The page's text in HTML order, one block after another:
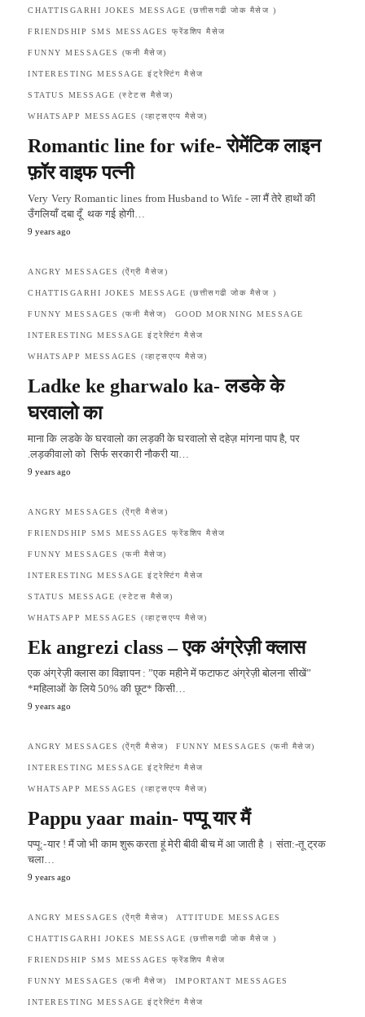
CHATTISGARHI JOKES MESSAGE (छत्तीसगढी जोक मैसेज )
FRIENDSHIP SMS MESSAGES फ्रेंडशिप मैसेज
FUNNY MESSAGES (फनी मैसेज)
INTERESTING MESSAGE इंट्रेस्टिंग मैसेज
STATUS MESSAGE (स्टेटस मैसेज)
WHATSAPP MESSAGES (व्हाट्सएप्प मैसेज)
Romantic line for wife- रोमेंटिक लाइन
फ़ॉर वाइफ पत्नी
Very Very Romantic lines from Husband to Wife - ला मैं तेरे हाथों की
उँगलियाँ दबा दूँ थक गई होगी…
9 years ago
ANGRY MESSAGES (ऐंग्री मैसेज)
CHATTISGARHI JOKES MESSAGE (छत्तीसगढी जोक मैसेज )
FUNNY MESSAGES (फनी मैसेज) GOOD MORNING MESSAGE
INTERESTING MESSAGE इंट्रेस्टिंग मैसेज
WHATSAPP MESSAGES (व्हाट्सएप्प मैसेज)
Ladke ke gharwalo ka- लडके के
घरवालो का
माना कि लडके के घरवालो का लड़की के घरवालो से दहेज़ मांगना पाप है, पर
.लड़कीवालो को सिर्फ सरकारी नौकरी या…
9 years ago
ANGRY MESSAGES (ऐंग्री मैसेज)
FRIENDSHIP SMS MESSAGES फ्रेंडशिप मैसेज
FUNNY MESSAGES (फनी मैसेज)
INTERESTING MESSAGE इंट्रेस्टिंग मैसेज
STATUS MESSAGE (स्टेटस मैसेज)
WHATSAPP MESSAGES (व्हाट्सएप्प मैसेज)
Ek angrezi class – ​एक अंग्रेज़ी क्लास
एक अंग्रेज़ी क्लास का विज्ञापन : ”एक महीने में फटाफट अंग्रेज़ी बोलना सीखें”
*महिलाओं के लिये 50% की छूट* किसी…
9 years ago
ANGRY MESSAGES (ऐंग्री मैसेज) FUNNY MESSAGES (फनी मैसेज)
INTERESTING MESSAGE इंट्रेस्टिंग मैसेज
WHATSAPP MESSAGES (व्हाट्सएप्प मैसेज)
Pappu yaar main- ​पप्पू यार मैं
पप्पू:-यार ! मैं जो भी काम शुरू करता हूं मेरी बीवी बीच में आ जाती है ।ㅤㅤ संता:-तू ट्रक
चला…
9 years ago
ANGRY MESSAGES (ऐंग्री मैसेज) ATTITUDE MESSAGES
CHATTISGARHI JOKES MESSAGE (छत्तीसगढी जोक मैसेज )
FRIENDSHIP SMS MESSAGES फ्रेंडशिप मैसेज
FUNNY MESSAGES (फनी मैसेज) IMPORTANT MESSAGES
INTERESTING MESSAGE इंट्रेस्टिंग मैसेज